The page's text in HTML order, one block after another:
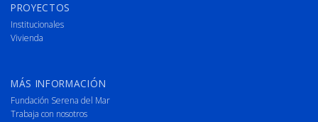
PROYECTOS
Institucionales
Vivienda
MÁS INFORMACIÓN
Fundación Serena del Mar
Trabaja con nosotros